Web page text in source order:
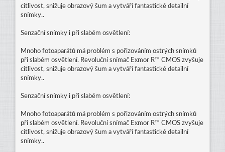
citlivost, snižuje obrazový šum a vytváří fantastické detailní
snímky..
Senzační snímky i při slabém osvětlení:
Mnoho fotoaparátů má problém s pořizováním ostrých snímků
při slabém osvětlení. Revoluční snímač Exmor R™ CMOS zvyšuje
citlivost, snižuje obrazový šum a vytváří fantastické detailní
snímky..
Senzační snímky i při slabém osvětlení:
Mnoho fotoaparátů má problém s pořizováním ostrých snímků
při slabém osvětlení. Revoluční snímač Exmor R™ CMOS zvyšuje
citlivost, snižuje obrazový šum a vytváří fantastické detailní
snímky..